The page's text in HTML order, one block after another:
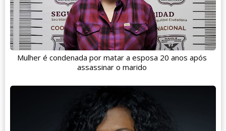
Mulher é condenada por matar a esposa 20 anos após
assassinar o marido